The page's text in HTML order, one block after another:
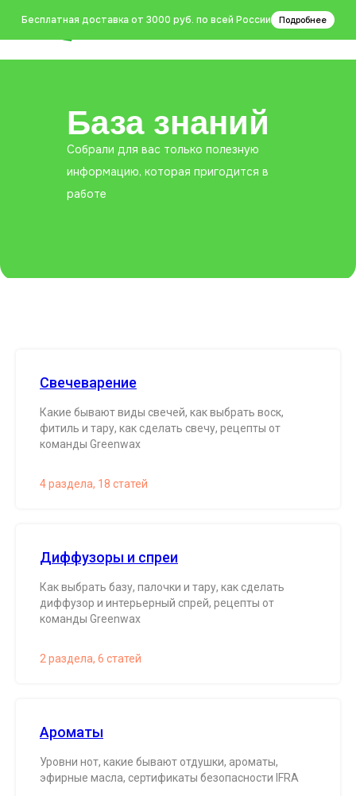
Бесплатная доставка от 3000 руб. по всей России Подробнее
База знаний
Собрали для вас только полезную
информацию, которая пригодится в
работе
Свечеварение
Какие бывают виды свечей, как выбрать воск,
фитиль и тару, как сделать свечу, рецепты от
команды Greenwax
4 раздела, 18 статей
Диффузоры и спреи
Как выбрать базу, палочки и тару, как сделать
диффузор и интерьерный спрей, рецепты от
команды Greenwax
2 раздела, 6 статей
Ароматы
Уровни нот, какие бывают отдушки, ароматы,
эфирные масла, сертификаты безопасности IFRA